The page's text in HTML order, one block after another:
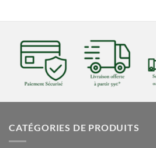
CATÉGORIES DE PRODUITS